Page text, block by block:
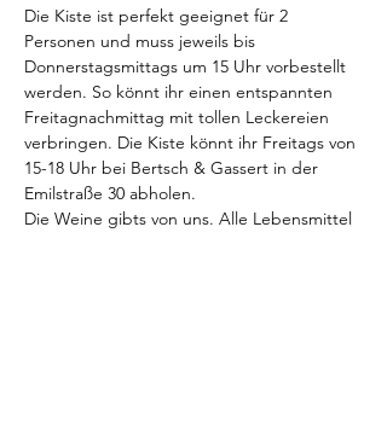
Die Kiste ist perfekt geeignet für 2
Personen und muss jeweils bis
Donnerstagsmittags um 15 Uhr vorbestellt
werden. So könnt ihr einen entspannten
Freitagnachmittag mit tollen Leckereien
verbringen. Die Kiste könnt ihr Freitags von
15-18 Uhr bei Bertsch & Gassert in der
Emilstraße 30 abholen.
Die Weine gibts von uns. Alle Lebensmittel